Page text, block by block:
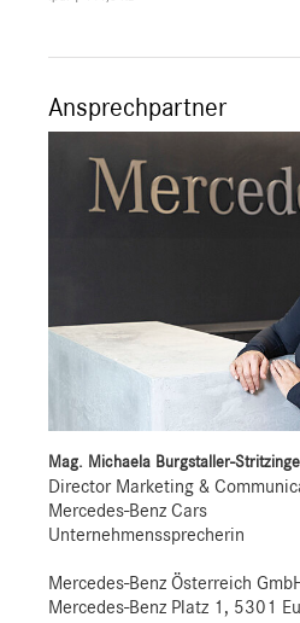
Ansprechpartner
Mag. Michaela Burgstaller-
Director Marketing &
Mercedes-Benz Cars
Unternehmenssprecherin
Mercedes-Benz Österreich
Mercedes-Benz Platz 1, 5301